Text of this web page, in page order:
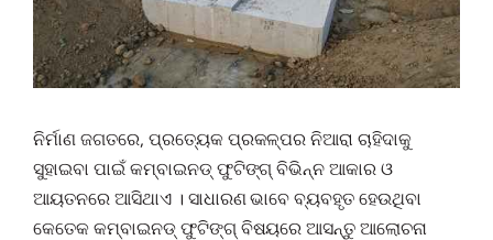
ନିର୍ମାଣ ଜଗତରେ, ପ୍ରତ୍ୟେକ ପ୍ରକଳ୍ପର ନିଆରା ଚାହିଦାକୁ
ସୁହାଇବା ପାଇଁ କମ୍ବାଇନଡ୍ ଫୁଟିଙ୍ଗ୍ ବିଭିନ୍ନ ଆକାର ଓ
ଆୟତନରେ ଆସିଥାଏ । ସାଧାରଣ ଭାବେ ବ୍ୟବହୃତ ହେଉଥିବା
କେତେକ କମ୍ବାଇନଡ୍ ଫୁଟିଙ୍ଗ୍ ବିଷୟରେ ଆସନ୍ତୁ ଆଲୋଚନା